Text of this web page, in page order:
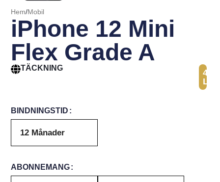
Hem/Mobil
iPhone 12 Mini
Flex Grade A
TÄCKNING
41
BINDNINGSTID
12 Månader
ABONNEMANG